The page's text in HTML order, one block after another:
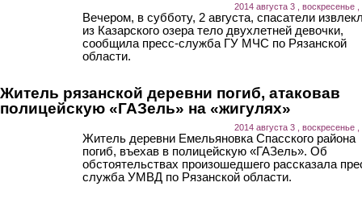
2014 августа 3 , воскресенье ,
Вечером, в субботу, 2 августа, спасатели
из Казарского озера тело двухлетней девочки,
сообщила пресс-служба ГУ МЧС по Рязанской
области.
Житель рязанской деревни погиб, атаковав
полицейскую «ГАЗель» на «жигулях»
2014 августа 3 , воскресенье ,
Житель деревни Емельяновка Спасского района
погиб, въехав в полицейскую «ГАЗель». Об
обстоятельствах произошедшего рассказала
служба УМВД по Рязанской области.